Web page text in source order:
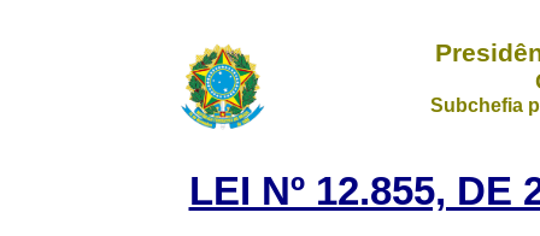
Subchefia
LEI Nº 12.855, DE